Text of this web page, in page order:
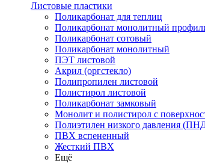
Листовые пластики
Поликарбонат для теплиц
Поликарбонат монолитный
Поликарбонат сотовый
Поликарбонат монолитный
ПЭТ листовой
Акрил (оргстекло)
Полипропилен листовой
Полистирол листовой
Поликарбонат замковый
Монолит и полистирол с
Полиэтилен низкого давления
ПВХ вспененный
Жесткий ПВХ
Ещё